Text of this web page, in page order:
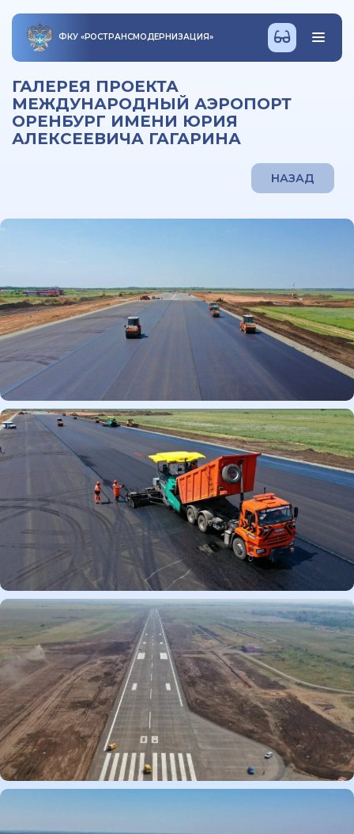
ФКУ «РОСТРАНСМОДЕРНИЗАЦИЯ»
ГАЛЕРЕЯ ПРОЕКТА
МЕЖДУНАРОДНЫЙ АЭРОПОРТ
ОРЕНБУРГ ИМЕНИ ЮРИЯ
АЛЕКСЕЕВИЧА ГАГАРИНА
НАЗАД